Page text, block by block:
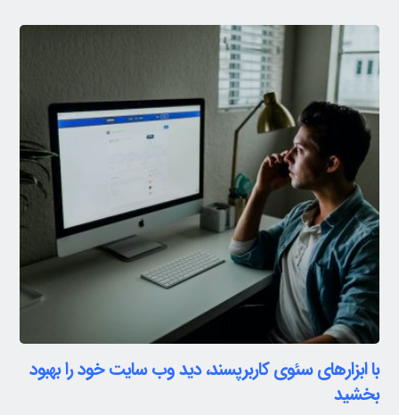
با ابزارهای سئوی کاربرپسند، دید وب سایت خود را بهبود
بخشید